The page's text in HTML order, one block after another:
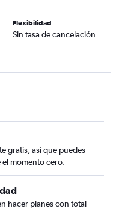
Flexibilidad
Sin tasa de cancelación
gratis, así que puedes
el momento cero.
hacer planes con total